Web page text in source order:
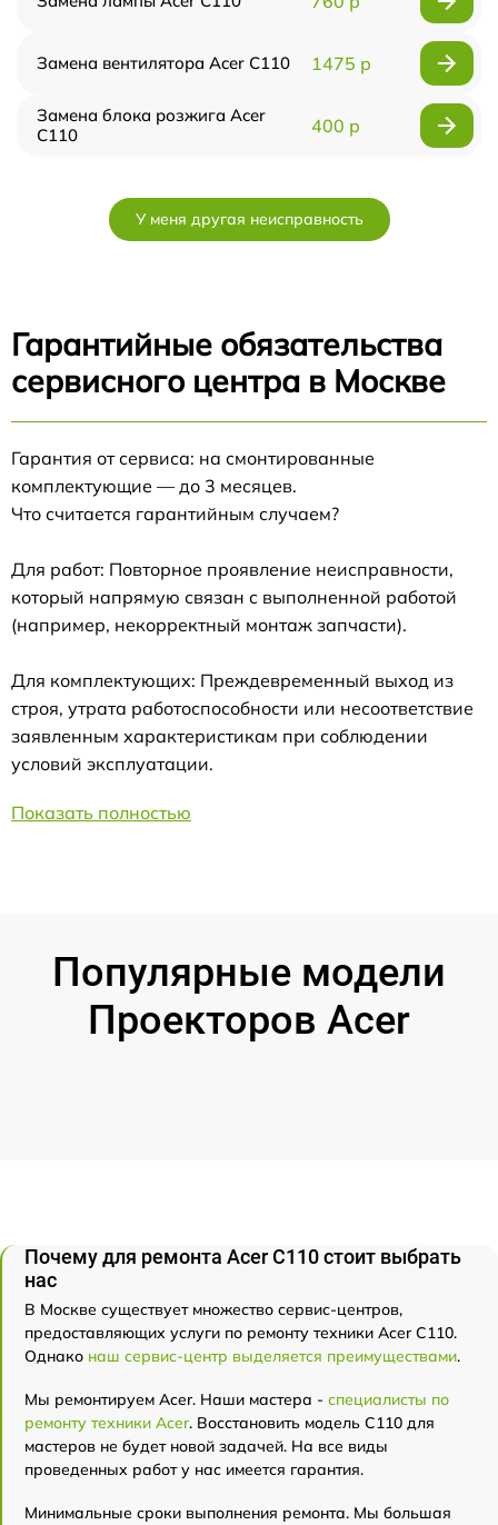
Замена вентилятора Acer C110 1475 р
Замена блока розжига Acer
C110
400 р
У меня другая неисправность
Гарантийные обязательства
сервисного центра в Москве
Гарантия от сервиса: на смонтированные
комплектующие — до 3 месяцев.
Что считается гарантийным случаем?
Для работ: Повторное проявление неисправности,
который напрямую связан с выполненной работой
(например, некорректный монтаж запчасти).
Для комплектующих: Преждевременный выход из
строя, утрата работоспособности или несоответствие
заявленным характеристикам при соблюдении
условий эксплуатации.
Показать полностью
Популярные модели
Проекторов Acer
Почему для ремонта Acer C110 стоит выбрать
нас
В Москве существует множество сервис-центров,
предоставляющих услуги по ремонту техники Acer C110.
Однако наш сервис-центр выделяется преимуществами.
Мы ремонтируем Acer. Наши мастера - специалисты по
ремонту техники Acer. Восстановить модель C110 для
мастеров не будет новой задачей. На все виды
проведенных работ у нас имеется гарантия.
Минимальные сроки выполнения ремонта. Мы большая